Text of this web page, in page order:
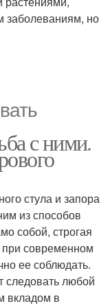
но
с ними.
стула и запора
из способов
собой, строгая
при современном
ее соблюдать.
любой
вкладом в